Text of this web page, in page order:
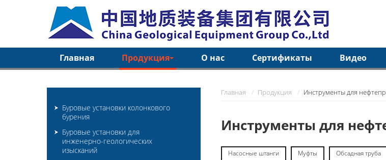
Главная Продукция О нас Сертификаты Видео
Главная Продукция Инструменты для
Инструменты для
Насосные штанги Муфты Обсадная труба
Буровые установки колонкового
бурения
Буровые установки для
инженерно-геологических
изысканий